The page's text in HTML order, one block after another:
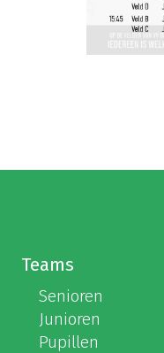
Teams
Senioren
Junioren
Pupillen